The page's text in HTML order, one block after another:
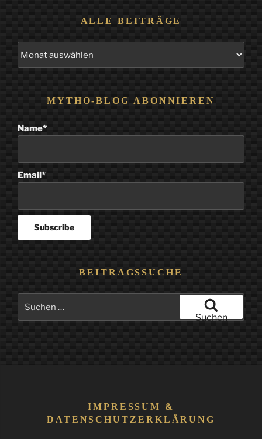
ALLE BEITRÄGE
MYTHO-BLOG ABONNIEREN
Name*
Email*
BEITRAGSSUCHE
nach:
Suchen
IMPRESSUM &
DATENSCHUTZERKLÄRUNG